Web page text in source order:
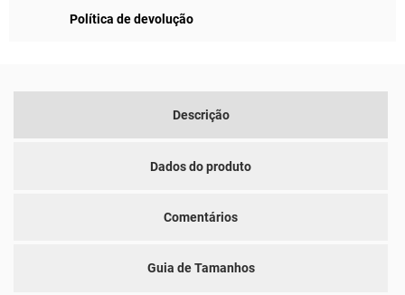
Política de devolução
Descrição
Dados do produto
Comentários
Guia de Tamanhos